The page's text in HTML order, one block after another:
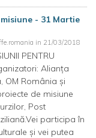
- 31 Martie
in 21/03/2018
PENTRU
Alianța
OM România și
de misiune
Post
participa în
și vei putea